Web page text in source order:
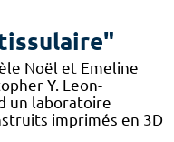
Noël et Emeline
Y. Leon-
un laboratoire
imprimés en 3D